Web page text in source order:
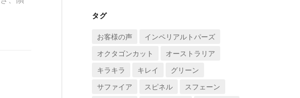
ブ
タグ
お客様の声
インペリアルトパーズ
オクタゴンカット
オーストラリア
キラキラ
キレイ
グリーン
サファイア
スピネル スフェーン